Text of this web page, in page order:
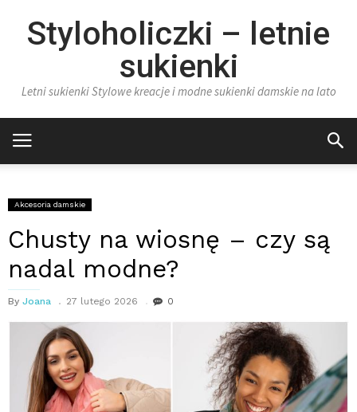
Styloholiczki – letnie
sukienki
Letni sukienki Stylowe kreacje i modne sukienki damskie na lato
Akcesoria damskie
Chusty na wiosnę – czy są
nadal modne?
By Joana 27 lutego 2026 0